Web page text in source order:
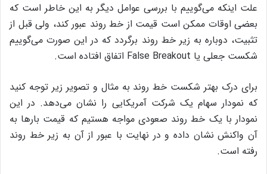
علت اینکه می‌گوییم با بررسی عوامل دیگر به این خاطر است که
بعضی اوقات ممکن است قیمت از خط روند عبور کند، ولی قبل از
تثبیت، دوباره به زیر خط روند برگردد که در این صورت می‌گوییم
شکست جعلی یا False Breakout اتفاق افتاده است.
برای درک بهتر شکست خط روند به مثال و تصویر زیر توجه کنید
که نمودار سهام یک شرکت آمریکایی را نشان می‌دهد. در این
نمودار با یک خط روند صعودی مواجه هستیم که قیمت بارها به
آن واکنش نشان داده و در نهایت با عبور از آن به زیر خط روند
رفته است.